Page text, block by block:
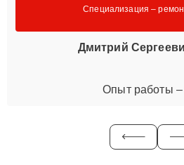
Специализация –
Дмитрий
Опыт работы –